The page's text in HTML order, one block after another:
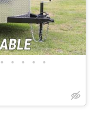
• • • • •